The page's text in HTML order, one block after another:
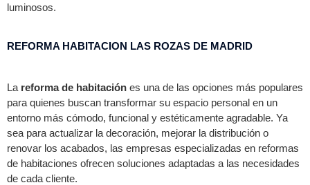
luminosos.
REFORMA HABITACION LAS ROZAS DE MADRID
La reforma de habitación es una de las opciones más populares
para quienes buscan transformar su espacio personal en un
entorno más cómodo, funcional y estéticamente agradable. Ya
sea para actualizar la decoración, mejorar la distribución o
renovar los acabados, las empresas especializadas en reformas
de habitaciones ofrecen soluciones adaptadas a las necesidades
de cada cliente.